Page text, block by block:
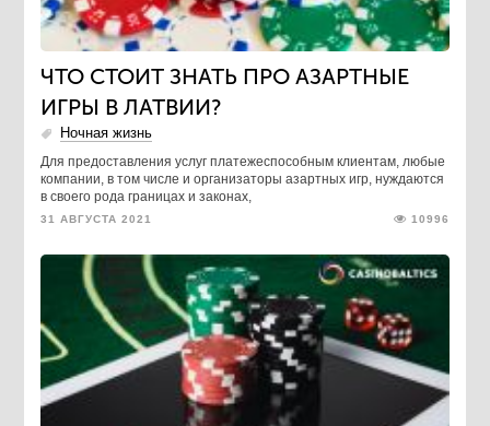
ЧТО СТОИТ ЗНАТЬ ПРО АЗАРТНЫЕ
ИГРЫ В ЛАТВИИ?
Ночная жизнь
Для предоставления услуг платежеспособным клиентам, любые
компании, в том числе и организаторы азартных игр, нуждаются
в своего рода границах и законах,
31 АВГУСТА 2021 10996